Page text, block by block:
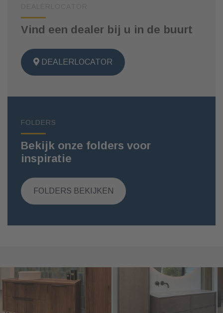
Vind een dealer bij u in de buurt
DEALERLOCATOR
FOLDERS
Bekijk onze folders voor
inspiratie
FOLDERS BEKIJKEN